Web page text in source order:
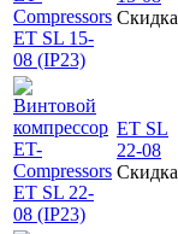
Скидка
ET SL
22-08
Скидка